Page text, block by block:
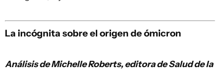
La incógnita sobre el origen de ómicron
Análisis deMichelle Roberts, editora de Saludde la